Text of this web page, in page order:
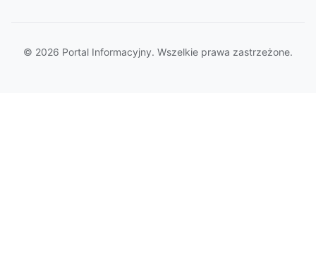
© 2026 Portal Informacyjny. Wszelkie prawa zastrzeżone.